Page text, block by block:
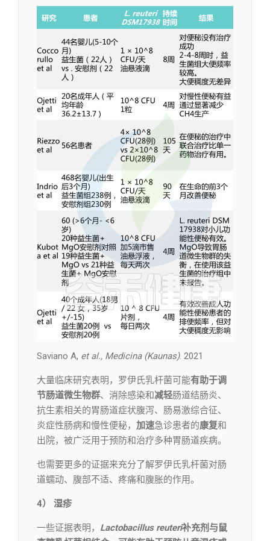
Saviano A, et al., Medicina (Kaunas). 2021
大量临床研究表明，罗伊氏乳杆菌可能有助于调
节肠道微生物群、消除感染和减轻肠道结肠炎、
抗生素相关的胃肠道症状腹泻、肠易激综合征、
炎症性肠病和慢性便秘， 加速急诊患者的康复和
出院，被广泛用于预防和治疗多种胃肠道疾病。
也需要更多的证据来充分了解罗伊氏乳杆菌对肠
道蠕动、腹部不适、疼痛和腹胀的作用。
4） 湿疹
一些证据表明， Lactobacillus reuteri补充剂与鼠